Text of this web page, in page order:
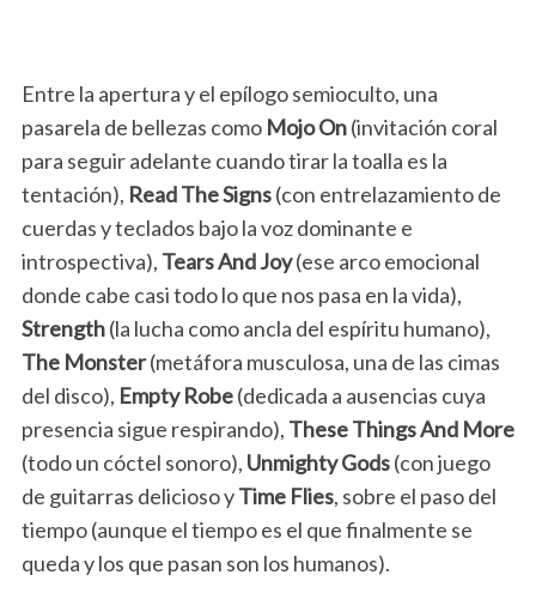
Entre la apertura y el epílogo semioculto, una
pasarela de bellezas como Mojo On(invitación coral
para seguir adelante cuando tirar la toalla es la
tentación), Read The Signs(con entrelazamiento de
cuerdas y teclados bajo la voz dominante e
introspectiva), Tears And Joy(ese arco emocional
donde cabe casi todo lo que nos pasa en la vida),
Strength(la lucha como ancla del espíritu humano),
The Monster(metáfora musculosa, una de las cimas
del disco), Empty Robe(dedicada a ausencias cuya
presencia sigue respirando), These Things And More
(todo un cóctel sonoro), Unmighty Gods(con juego
de guitarras delicioso yTime Flies, sobre el paso del
tiempo (aunque el tiempo es el que finalmente se
queda y los que pasan son los humanos).